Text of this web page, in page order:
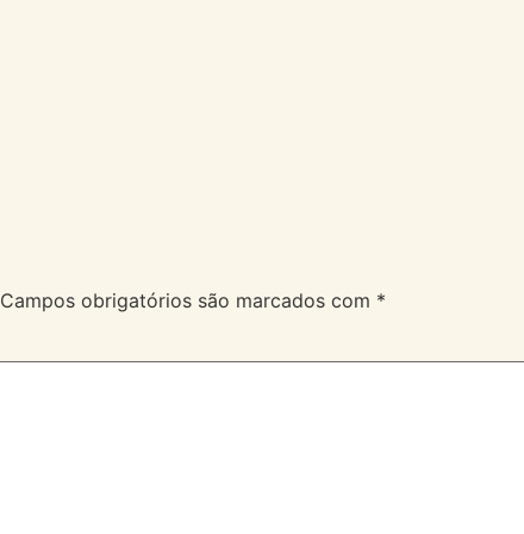
Campos obrigatórios são marcados com *